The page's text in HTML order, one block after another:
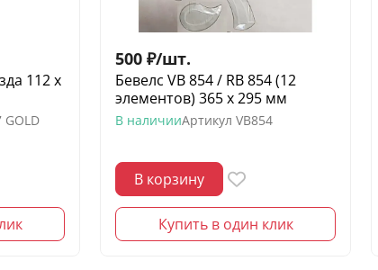
112 x
GOLD
500 ₽/шт.
Бевелс VB 854 / RB 854 (12
элементов) 365 х 295 мм
В наличииАртикул VB854
В корзину
Купить в один клик